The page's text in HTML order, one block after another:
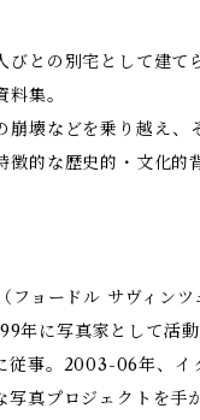
びとの別宅として建て
集。
崩壊などを乗り越え、
的な歴史的・文化的
フョードル サヴィンツ
年に写真家として活
従事。2003-06年、イ
写真プロジェクトを手